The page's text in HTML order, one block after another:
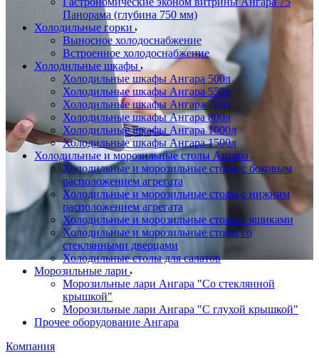
Панорама (глубина 750 мм)
Холодильные горки
Выносное холодоснабжение
Встроенное холодоснабжение
Холодильные шкафы
Холодильные шкафы Ангара 500л
Холодильные шкафы Ангара 550л
Холодильные шкафы Ангара 700л
Холодильные шкафы Ангара 800л
Холодильные шкафы Ангара 1000л
Холодильные шкафы Ангара 1500л
Холодильные и морозильные столы Ангара
Холодильные и морозильные столы с боковым
расположением агрегата
Холодильные и морозильные столы с нижним
расположением агрегата
Холодильные и морозильные столы с ящиками
Холодильные и морозильные столы со
стеклянными дверцами
Холодильные столы для салатов
Морозильные лари
Морозильные лари Ангара "Со стеклянной
крышкой"
Морозильные лари Ангара "С глухой крышкой"
Прочее оборудование Ангара
Компания